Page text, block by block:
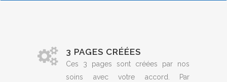
3 PAGES CRÉÉES
Ces 3 pages sont créées par nos
soins avec votre accord. Par